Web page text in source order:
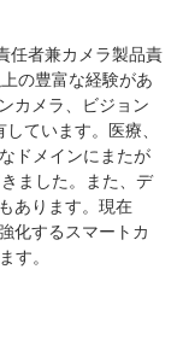
任者兼カメラ製品責
の豊富な経験があ
カメラ、ビジョン
ています。医療、
ドメインにまたが
ました。また、デ
あります。現在
化するスマートカ
す。